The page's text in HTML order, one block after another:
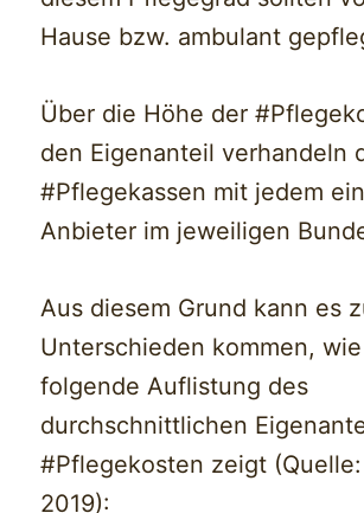
Hause bzw. ambulant
Über die Höhe der
den Eigenanteil verhandeln
#Pflegekassen mit jedem
Anbieter im jeweiligen
Aus diesem Grund kann es
Unterschieden kommen,
folgende Auflistung des
durchschnittlichen
#Pflegekosten zeigt (Quelle:
2019):